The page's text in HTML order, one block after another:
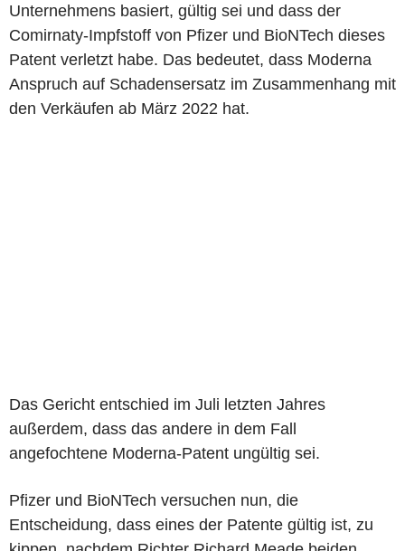
Unternehmens basiert, gültig sei und dass der
Comirnaty-Impfstoff von Pfizer und BioNTech dieses
Patent verletzt habe. Das bedeutet, dass Moderna
Anspruch auf Schadensersatz im Zusammenhang mit
den Verkäufen ab März 2022 hat.
Das Gericht entschied im Juli letzten Jahres
außerdem, dass das andere in dem Fall
angefochtene Moderna-Patent ungültig sei.
Pfizer und BioNTech versuchen nun, die
Entscheidung, dass eines der Patente gültig ist, zu